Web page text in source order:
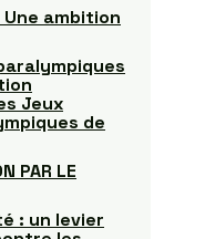
Une ambition
Jeux
de
PAR LE
: un levier